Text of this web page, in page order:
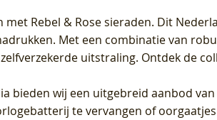
met Rebel & Rose sieraden. Dit
Met een combinatie van
uitstraling. Ontdek de
bieden wij een uitgebreid aanbod
te vervangen of